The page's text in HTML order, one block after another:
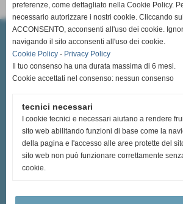
Avis Provinciale di Siena
(OdV) organizzazione di volontariato -
Sede Legale: Via P. A. Mattioli, 8 A -
C.F 92004780521
Data iscrizione RRV 27/07/1994 - n°
Tel.: 0578 30663 - Cell.: +39
siena.provinciale@pec.it -
preferenze, come dettagliato nella Cookie Policy.
necessario autorizzare i nostri cookie. Cliccando
ACCONSENTO, acconsenti all'uso dei cookie.
navigando il sito acconsenti all'uso dei cookie.
Cookie Policy - Privacy Policy
Il tuo consenso ha una durata massima di 6 mesi.
Cookie accettati nel consenso: nessun consenso
tecnici necessari
I cookie tecnici e necessari aiutano a rendere
sito web abilitando funzioni di base come la
della pagina e l'accesso alle aree protette del sito
sito web non può funzionare correttamente
cookie.